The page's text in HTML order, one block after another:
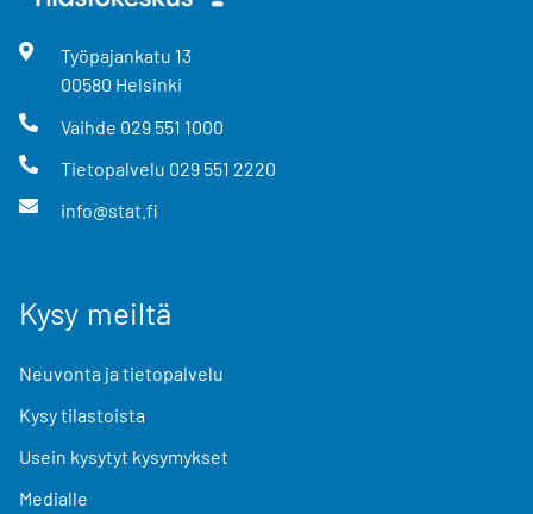
Työpajankatu 13
00580 Helsinki
Vaihde 029 551 1000
Tietopalvelu 029 551 2220
info@stat.fi
Kysy meiltä
Neuvonta ja tietopalvelu
Kysy tilastoista
Usein kysytyt kysymykset
Medialle